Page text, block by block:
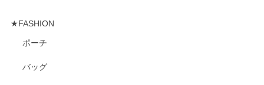
★FASHION
ポーチ
バッグ